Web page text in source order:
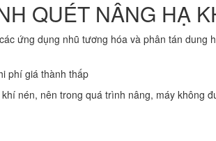
QUÉT NÂNG HẠ
ứng dụng nhũ tương hóa và phân tán dung
phí giá thành thấp
nén, nên trong quá trình nâng, máy không